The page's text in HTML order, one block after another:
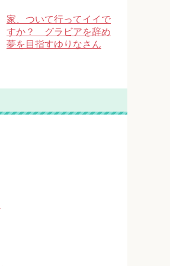
家、ついて行ってイイで
すか？ グラビアを辞め
夢を目指すゆりなさん